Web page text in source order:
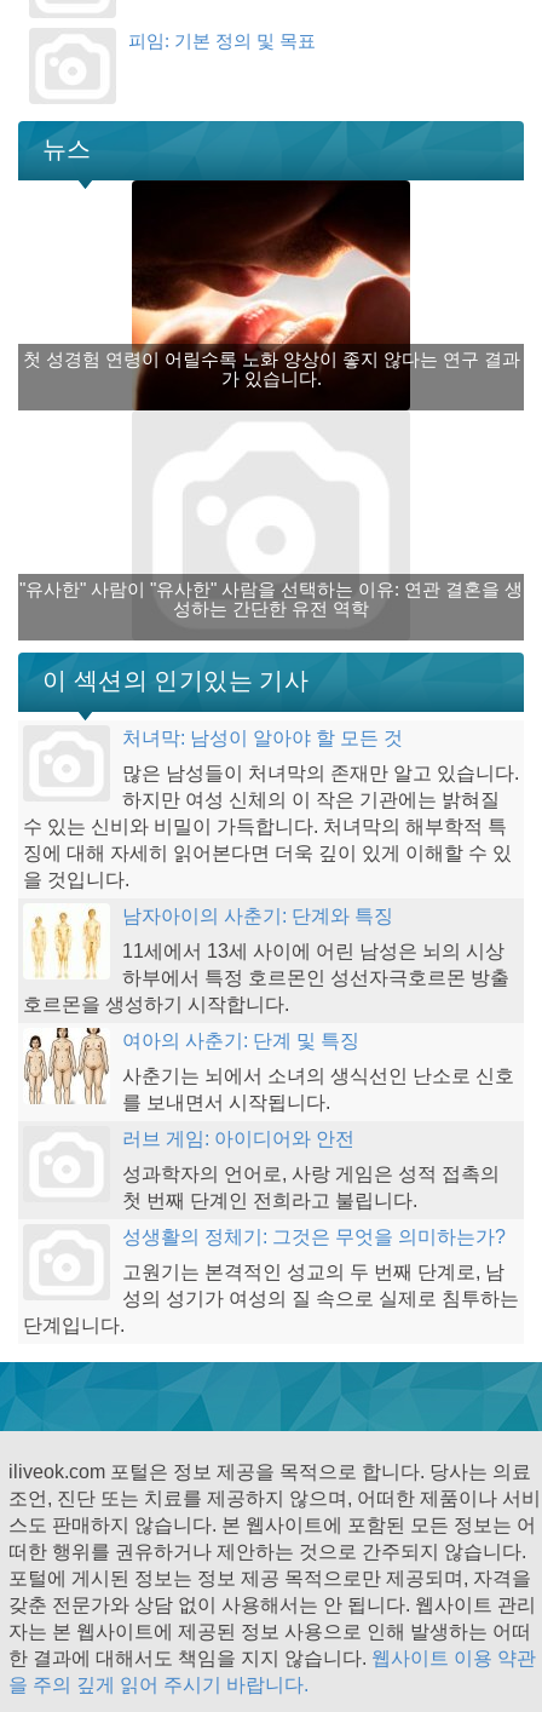
피임: 기본 정의 및 목표
뉴스
첫 성경험 연령이 어릴수록 노화 양상이 좋지 않다는 연구 결과
가 있습니다.
"유사한" 사람이 "유사한" 사람을 선택하는 이유: 연관 결혼을 생
성하는 간단한 유전 역학
이 섹션의 인기있는 기사
처녀막: 남성이 알아야 할 모든 것
많은 남성들이 처녀막의 존재만 알고 있습니다.
하지만 여성 신체의 이 작은 기관에는 밝혀질
수 있는 신비와 비밀이 가득합니다. 처녀막의 해부학적 특
징에 대해 자세히 읽어본다면 더욱 깊이 있게 이해할 수 있
을 것입니다.
남자아이의 사춘기: 단계와 특징
11세에서 13세 사이에 어린 남성은 뇌의 시상
하부에서 특정 호르몬인 성선자극호르몬 방출
호르몬을 생성하기 시작합니다.
여아의 사춘기: 단계 및 특징
사춘기는 뇌에서 소녀의 생식선인 난소로 신호
를 보내면서 시작됩니다.
러브 게임: 아이디어와 안전
성과학자의 언어로, 사랑 게임은 성적 접촉의
첫 번째 단계인 전희라고 불립니다.
성생활의 정체기: 그것은 무엇을 의미하는가?
고원기는 본격적인 성교의 두 번째 단계로, 남
성의 성기가 여성의 질 속으로 실제로 침투하는
단계입니다.
iliveok.com 포털은 정보 제공을 목적으로 합니다. 당사는 의료
조언, 진단 또는 치료를 제공하지 않으며, 어떠한 제품이나 서비
스도 판매하지 않습니다. 본 웹사이트에 포함된 모든 정보는 어
떠한 행위를 권유하거나 제안하는 것으로 간주되지 않습니다.
포털에 게시된 정보는 정보 제공 목적으로만 제공되며, 자격을
갖춘 전문가와 상담 없이 사용해서는 안 됩니다. 웹사이트 관리
자는 본 웹사이트에 제공된 정보 사용으로 인해 발생하는 어떠
한 결과에 대해서도 책임을 지지 않습니다. 웹사이트 이용 약관
을 주의 깊게 읽어 주시기 바랍니다.